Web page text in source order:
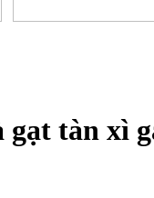
gạt tàn xì